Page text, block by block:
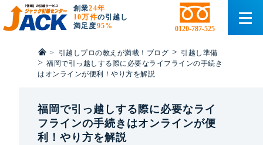
創業24年
10万件の引越し
満足度95% 0120-787-525
> 引越しプロの教えが満載！ブログ > 引越し準備
> 福岡で引っ越しする際に必要なライフラインの手続き
はオンラインが便利！やり方を解説
福岡で引っ越しする際に必要なライ
フラインの手続きはオンラインが便
利！やり方を解説